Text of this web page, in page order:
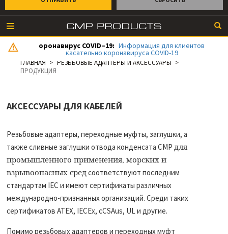
оронавирус COVID–19: Информация для клиентов
касательно коронавируса COVID-19
ГЛАВНАЯ
РЕЗЬБОВЫЕ АДАПТЕРЫ И АКСЕССУАРЫ
ПРОДУКЦИЯ
АКСЕССУАРЫ ДЛЯ КАБЕЛЕЙ
Резьбовые адаптеры, переходные муфты, заглушки, а
также сливные заглушки отвода конденсата CMP для
промышленного применения, морских и
взрывоопасных средсоответствуют последним
стандартам IEC и имеют сертификаты различных
международно-признанных организаций. Среди таких
сертификатов ATEX, IECEx, cCSAus, UL и другие.
Помимо резьбовых адаптеров и переходных муфт